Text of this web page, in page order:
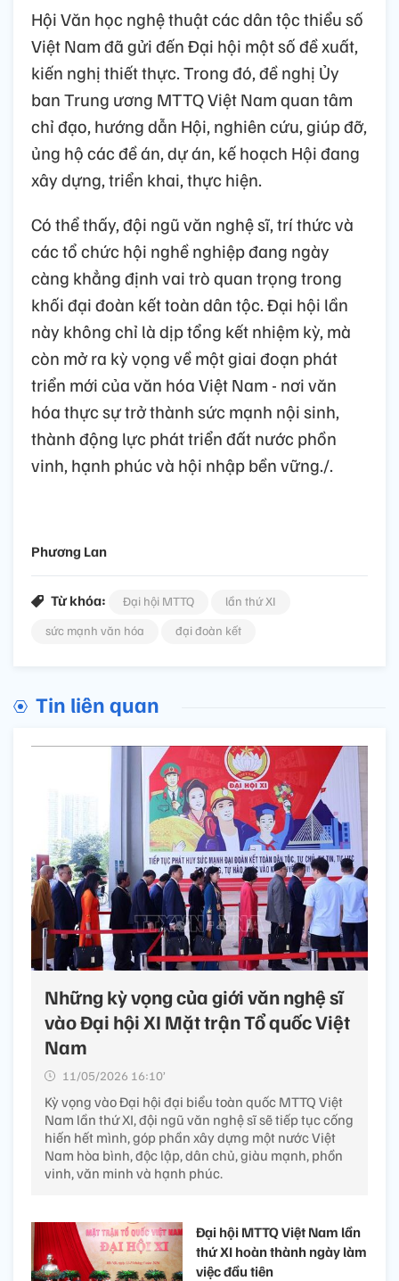
Hội Văn học nghệ thuật các dân tộc thiểu số
Việt Nam đã gửi đến Đại hội một số đề xuất,
kiến nghị thiết thực. Trong đó, đề nghị Ủy
ban Trung ương MTTQ Việt Nam quan tâm
chỉ đạo, hướng dẫn Hội, nghiên cứu, giúp đỡ,
ủng hộ các đề án, dự án, kế hoạch Hội đang
xây dựng, triển khai, thực hiện.
Có thể thấy, đội ngũ văn nghệ sĩ, trí thức và
các tổ chức hội nghề nghiệp đang ngày
càng khẳng định vai trò quan trọng trong
khối đại đoàn kết toàn dân tộc. Đại hội lần
này không chỉ là dịp tổng kết nhiệm kỳ, mà
còn mở ra kỳ vọng về một giai đoạn phát
triển mới của văn hóa Việt Nam - nơi văn
hóa thực sự trở thành sức mạnh nội sinh,
thành động lực phát triển đất nước phồn
vinh, hạnh phúc và hội nhập bền vững./.
Phương Lan
Từ khóa: Đại hội MTTQ
lần thứ XI
sức mạnh văn hóa
đại đoàn kết
Tin liên quan
Những kỳ vọng của giới văn nghệ sĩ
vào Đại hội XI Mặt trận Tổ quốc Việt
Nam
11/05/2026 16:10’
Kỳ vọng vào Đại hội đại biểu toàn quốc MTTQ Việt
Nam lần thứ XI, đội ngũ văn nghệ sĩ sẽ tiếp tục cống
hiến hết mình, góp phần xây dựng một nước Việt
Nam hòa bình, độc lập, dân chủ, giàu mạnh, phồn
vinh, văn minh và hạnh phúc.
Đại hội MTTQ Việt Nam lần
thứ XI hoàn thành ngày làm
việc đầu tiên